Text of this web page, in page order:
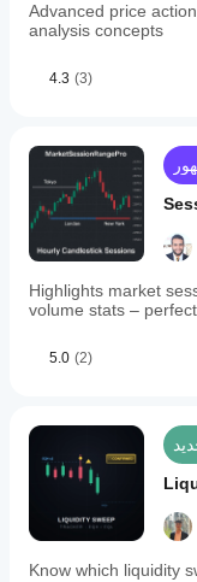
Advanced price
analysis concepts
4.3 (3)
Highlights market
volume stats –
5.0 (2)
Know which liquidity